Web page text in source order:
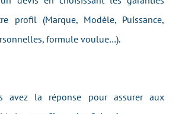
profil (Marque, Modèle, Puissance,
formule voulue…).
avez la réponse pour assurer aux